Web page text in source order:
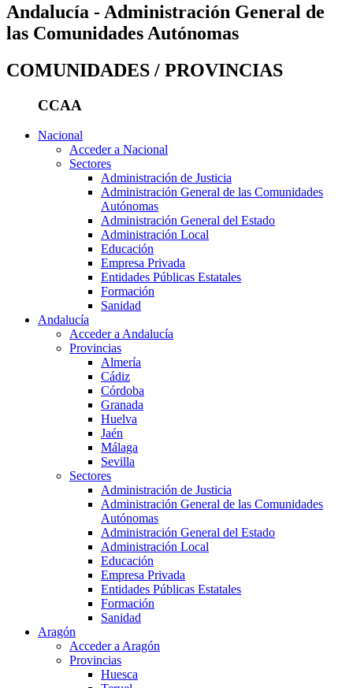
Andalucía - Administración General de
las Comunidades Autónomas
COMUNIDADES / PROVINCIAS
CCAA
Nacional
Acceder a Nacional
Sectores
Administración de Justicia
Administración General de las Comunidades
Autónomas
Administración General del Estado
Administración Local
Educación
Empresa Privada
Entidades Públicas Estatales
Formación
Sanidad
Andalucía
Acceder a Andalucía
Provincias
Almería
Cádiz
Córdoba
Granada
Huelva
Jaén
Málaga
Sevilla
Sectores
Administración de Justicia
Administración General de las Comunidades
Autónomas
Administración General del Estado
Administración Local
Educación
Empresa Privada
Entidades Públicas Estatales
Formación
Sanidad
Aragón
Acceder a Aragón
Provincias
Huesca